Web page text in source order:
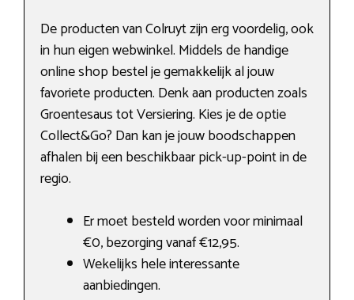
De producten van Colruyt zijn erg voordelig, ook
in hun eigen webwinkel. Middels de handige
online shop bestel je gemakkelijk al jouw
favoriete producten. Denk aan producten zoals
Groentesaus tot Versiering. Kies je de optie
Collect&Go? Dan kan je jouw boodschappen
afhalen bij een beschikbaar pick-up-point in de
regio.
Er moet besteld worden voor minimaal
€0, bezorging vanaf €12,95.
Wekelijks hele interessante
aanbiedingen.